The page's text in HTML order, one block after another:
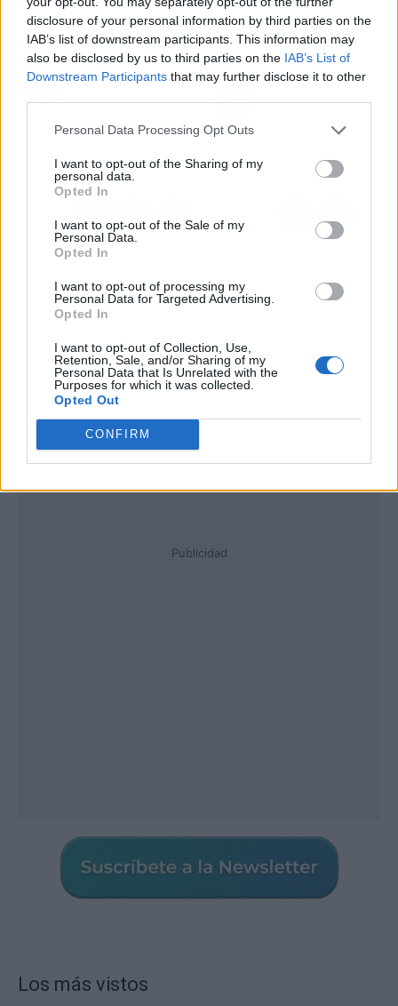
disclosure of your personal information by third parties on the
IAB’s list of downstream participants. This information may
also be disclosed by us to third parties on the IAB’s List of
Downstream Participants that may further disclose it to other
Personal Data Processing Opt Outs
I want to opt-out of the Sharing of my
personal data.
Opted In
I want to opt-out of the Sale of my
Personal Data.
Opted In
I want to opt-out of processing my
Personal Data for Targeted Advertising.
Opted In
I want to opt-out of Collection, Use,
Retention, Sale, and/or Sharing of my
Personal Data that Is Unrelated with the
Purposes for which it was collected.
Opted Out
CONFIRM
adquirir.
Artículo anterior
agent
Artículo siguiente
Unidos, con Grupo Legal
Publicidad
Los más vistos